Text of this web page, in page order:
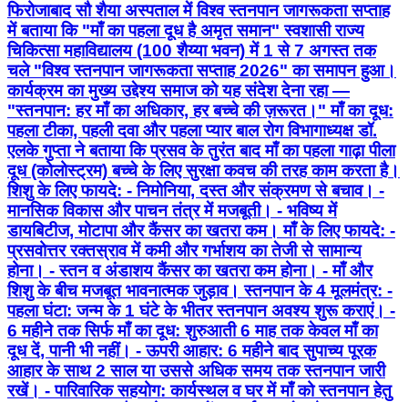
फिरोजाबाद सौ शैया अस्पताल में विश्व स्तनपान जागरूकता सप्ताह
में बताया कि "माँ का पहला दूध है अमृत समान" स्वशासी राज्य
चिकित्सा महाविद्यालय (100 शैय्या भवन) में 1 से 7 अगस्त तक
चले "विश्व स्तनपान जागरूकता सप्ताह 2026" का समापन हुआ।
कार्यक्रम का मुख्य उद्देश्य समाज को यह संदेश देना रहा —
"स्तनपान: हर माँ का अधिकार, हर बच्चे की ज़रूरत।" माँ का दूध:
पहला टीका, पहली दवा और पहला प्यार बाल रोग विभागाध्यक्ष डॉ.
एलके गुप्ता ने बताया कि प्रसव के तुरंत बाद माँ का पहला गाढ़ा पीला
दूध (कोलोस्ट्रम) बच्चे के लिए सुरक्षा कवच की तरह काम करता है।
शिशु के लिए फायदे: - निमोनिया, दस्त और संक्रमण से बचाव। -
मानसिक विकास और पाचन तंत्र में मजबूती। - भविष्य में
डायबिटीज, मोटापा और कैंसर का खतरा कम। माँ के लिए फायदे: -
प्रसवोत्तर रक्तस्राव में कमी और गर्भाशय का तेजी से सामान्य
होना। - स्तन व अंडाशय कैंसर का खतरा कम होना। - माँ और
शिशु के बीच मजबूत भावनात्मक जुड़ाव। स्तनपान के 4 मूलमंत्र: -
पहला घंटा: जन्म के 1 घंटे के भीतर स्तनपान अवश्य शुरू कराएं। -
6 महीने तक सिर्फ माँ का दूध: शुरुआती 6 माह तक केवल माँ का
दूध दें, पानी भी नहीं। - ऊपरी आहार: 6 महीने बाद सुपाच्य पूरक
आहार के साथ 2 साल या उससे अधिक समय तक स्तनपान जारी
रखें। - पारिवारिक सहयोग: कार्यस्थल व घर में माँ को स्तनपान हेतु